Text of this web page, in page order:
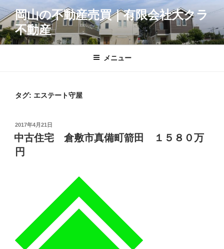
コ
ン
テ
ン
岡山の不動産売買｜有限会社大クラ
不動産
メニュー
タグ: エステート守屋
投
稿
日:
2017年4月21日
中古住宅 倉敷市真備町箭田 １５８０万
円